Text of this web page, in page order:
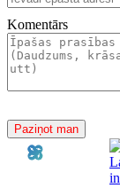
Komentārs
Paziņot man